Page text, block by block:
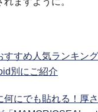
すすめ人気ランキング
別にご紹介
何にでも貼れる！厚